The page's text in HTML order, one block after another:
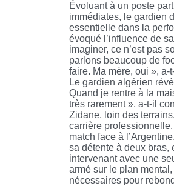
Évoluant à un poste
immédiates, le gardien
essentielle dans la
évoqué l’influence de
imaginer, ce n’est pas
parlons beaucoup de
faire. Ma mère, oui »,
Le gardien algérien
Quand je rentre à la
très rarement », a-t-il
Zidane, loin des
carrière
match face à
sa détente à deux bras,
intervenant avec une
armé sur le plan
nécessaires pour